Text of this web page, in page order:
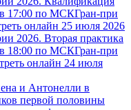
в 17:00 по МСКГран-при
онлайн 25 июля 2026
2026. Вторая практика
в 18:00 по МСКГран-при
онлайн 24 июля
и Антонелли в
первой половины